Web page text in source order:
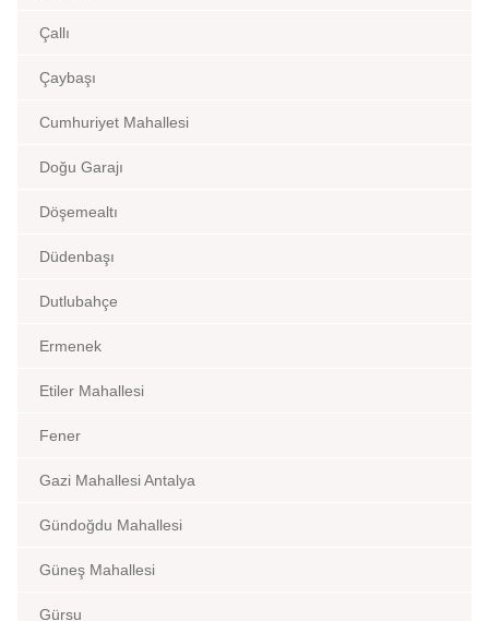
Çallı
Çaybaşı
Cumhuriyet Mahallesi
Doğu Garajı
Döşemealtı
Düdenbaşı
Dutlubahçe
Ermenek
Etiler Mahallesi
Fener
Gazi Mahallesi Antalya
Gündoğdu Mahallesi
Güneş Mahallesi
Gürsu